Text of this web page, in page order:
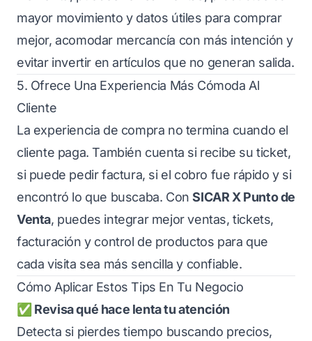
mayor movimiento y datos útiles para comprar
mejor, acomodar mercancía con más intención y
evitar invertir en artículos que no generan salida.
5. Ofrece Una Experiencia Más Cómoda Al
Cliente
La experiencia de compra no termina cuando el
cliente paga. También cuenta si recibe su ticket,
si puede pedir factura, si el cobro fue rápido y si
encontró lo que buscaba. ConSICAR X Punto de
Venta, puedes integrar mejor ventas, tickets,
facturación y control de productos para que
cada visita sea más sencilla y confiable.
Cómo Aplicar Estos Tips En Tu Negocio
✅ Revisa qué hace lenta tu atención
Detecta si pierdes tiempo buscando precios,